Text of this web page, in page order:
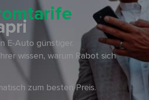
E-Auto günstiger.
wissen, warum Rabot sich
zum besten Preis.